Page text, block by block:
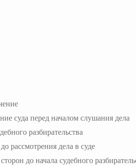
суда перед началом слушания дела
разбирательства
рассмотрения дела в суде
до начала судебного